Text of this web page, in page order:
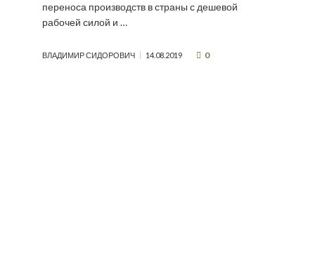
переноса производств в страны с дешевой
рабочей силой и …
ВЛАДИМИР СИДОРОВИЧ 14.08.2019 0